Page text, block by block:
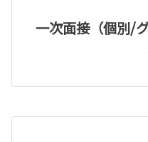
一次面接（個別/